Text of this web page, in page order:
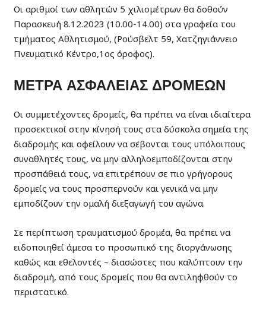
Οι αριθμοί των αθλητών 5 χιλιομέτρων θα δοθούν
Παρασκευή 8.12.2023 (10.00-14.00) στα γραφεία του
τμήματος Αθλητισμού, (Ρούσβελτ 59, Χατζηγιάννειο
Πνευματικό Κέντρο,1ος όροφος).
ΜΕΤΡΑ ΑΣΦΑΛΕΙΑΣ ΔΡΟΜΕΩΝ
Οι συμμετέχοντες δρομείς, θα πρέπει να είναι ιδιαίτερα
προσεκτικοί στην κίνησή τους στα δύσκολα σημεία της
διαδρομής και οφείλουν να σέβονται τους υπόλοιπους
συναθλητές τους, να μην αλληλοεμποδίζονται στην
προσπάθειά τους, να επιτρέπουν σε πιο γρήγορους
δρομείς να τους προσπερνούν και γενικά να μην
εμποδίζουν την ομαλή διεξαγωγή του αγώνα.
Σε περίπτωση τραυματισμού δρομέα, θα πρέπει να
ειδοποιηθεί άμεσα το προσωπικό της διοργάνωσης
καθώς και εθελοντές – διασώστες που καλύπτουν την
διαδρομή, από τους δρομείς που θα αντιληφθούν το
περιστατικό.